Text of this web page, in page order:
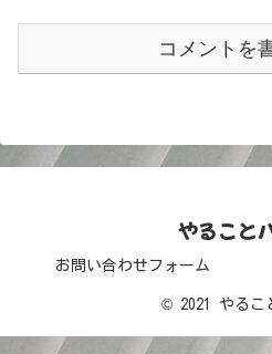
コメントを
やること
お問い合わせフォーム
© 2021 やるこ